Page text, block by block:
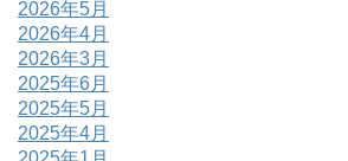
2026年5月
2026年4月
2026年3月
2025年6月
2025年5月
2025年4月